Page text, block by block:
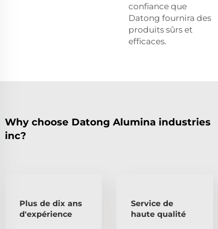
confiance que
Datong fournira des
produits sûrs et
efficaces.
Why choose Datong Alumina industries
inc?
Plus de dix ans
d'expérience
Service de
haute qualité